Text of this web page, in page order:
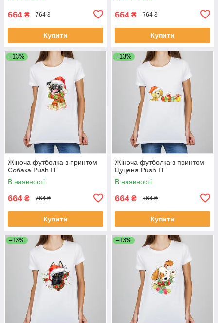
664 ₴ 764 ₴
Купити
664 ₴ 764 ₴
Купити
–13%
Жіноча футболка з принтом
Собака Push IT
В наявності
664 ₴ 764 ₴
Купити
–13%
Жіноча футболка з принтом
Цуценя Push IT
В наявності
664 ₴ 764 ₴
Купити
–13% –13%